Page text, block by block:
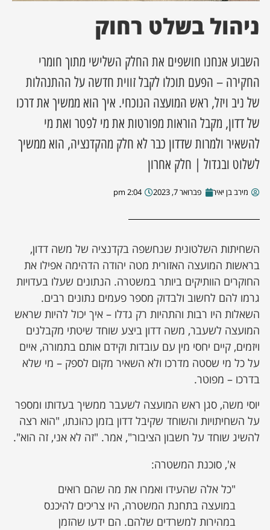
מסע מלחמה
השבוע
מקומית
עסקים
ניהול בשלט רחוק
השבוע אנחנו חושפים את החלק השלישי מתוך חומרי
החקירה – הפעם תוכלו לקבל זווית חדשה על ההתנהלות
של ניב ויזל, ראש המועצה הנוכחי. איך הוא ממשיך את דרכו
של דדון, מקבל הוראות מפורטות את מי לפטר ואת מי
להשאיר ולמרות שדדון כבר לא חלק מהקדנציה, הוא ממשיך
לשלוט ובגדול | חלק אחרון
מירב בן יאיר פברואר 7, 2023 2:04 pm
השחיתות השלטונית שנחשפה בקדנציה של משה דדון,
בראשות המועצה האזורית מטה יהודה הדהימה אפילו את
החוקרים הוותיקים ביותר במשטרה. הנתונים שעלו בעדויות
גרמו להם לחשוב ולבדוק מספר פעמים נתונים רבים.
השאלות היו רבות והתהיות רק גדלו – איך יכול להיות שראש
המועצה לשעבר, משה דדון ביצע שוחד שיטתי מקבלנים
ויזמים, קיים יחסי מין עם עובדות וקידם אותם בתמורה, איים
על כל מי שסטה מדרכו ולא השאיר מקום לספק – מי שלא
בדרכו – מפוטר.
יוסי משה, סגן ראש המועצה לשעבר ממשיך בעדותו ומספר
על השחיתויות והשוחד שקיבל דדון בזמן כהונתו, "הוא רצה
להשיג שוחד על חשבון הציבור", אמר. "זה לא אני, זה הוא".
א', סוכנת המשטרה:
"כל אלה שהעידו ואמרו את מה שהם רואים
במועצה בתחנת המשטרה, היו צריכים להיכנס
במהירות למשרדים שלהם. הם ידעו שהזמן